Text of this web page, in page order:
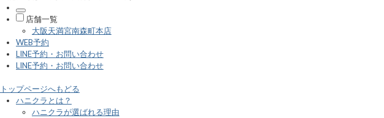
店舗一覧
大阪天満宮南森町本店
WEB予約
LINE予約・お問い合わせ
LINE予約・お問い合わせ
トップページへもどる
ハニクラとは？
ハニクラが選ばれる理由